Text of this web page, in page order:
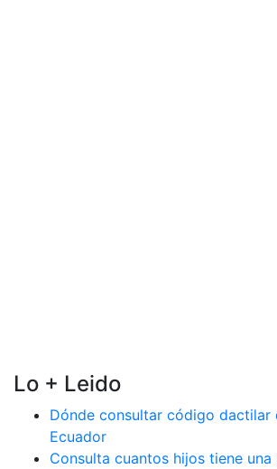
Lo + Leido
Dónde consultar código dactilar
Ecuador
Consulta cuantos hijos tiene una